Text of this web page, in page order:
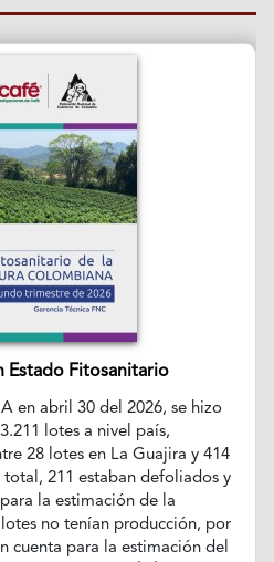
Estado Fitosanitario
en abril 30 del 2026, se hizo
lotes a nivel país,
28 lotes en La Guajira y 414
211 estaban defoliados y
la estimación de la
no tenían producción, por
cuenta para la estimación del